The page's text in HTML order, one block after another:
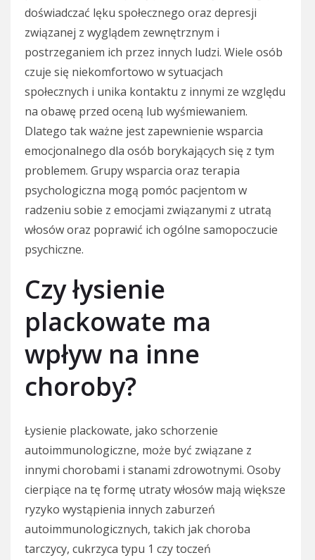
doświadczać lęku społecznego oraz depresji
związanej z wyglądem zewnętrznym i
postrzeganiem ich przez innych ludzi. Wiele osób
czuje się niekomfortowo w sytuacjach
społecznych i unika kontaktu z innymi ze względu
na obawę przed oceną lub wyśmiewaniem.
Dlatego tak ważne jest zapewnienie wsparcia
emocjonalnego dla osób borykających się z tym
problemem. Grupy wsparcia oraz terapia
psychologiczna mogą pomóc pacjentom w
radzeniu sobie z emocjami związanymi z utratą
włosów oraz poprawić ich ogólne samopoczucie
psychiczne.
Czy łysienie
plackowate ma
wpływ na inne
choroby?
Łysienie plackowate, jako schorzenie
autoimmunologiczne, może być związane z
innymi chorobami i stanami zdrowotnymi. Osoby
cierpiące na tę formę utraty włosów mają większe
ryzyko wystąpienia innych zaburzeń
autoimmunologicznych, takich jak choroba
tarczycy, cukrzyca typu 1 czy toczeń